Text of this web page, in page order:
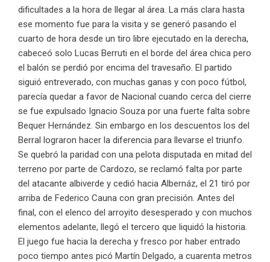
dificultades a la hora de llegar al área. La más clara hasta
ese momento fue para la visita y se generó pasando el
cuarto de hora desde un tiro libre ejecutado en la derecha,
cabeceó solo Lucas Berruti en el borde del área chica pero
el balón se perdió por encima del travesaño. El partido
siguió entreverado, con muchas ganas y con poco fútbol,
parecía quedar a favor de Nacional cuando cerca del cierre
se fue expulsado Ignacio Souza por una fuerte falta sobre
Bequer Hernández. Sin embargo en los descuentos los del
Berral lograron hacer la diferencia para llevarse el triunfo.
Se quebró la paridad con una pelota disputada en mitad del
terreno por parte de Cardozo, se reclamó falta por parte
del atacante albiverde y cedió hacia Albernáz, el 21 tiró por
arriba de Federico Cauna con gran precisión. Antes del
final, con el elenco del arroyito desesperado y con muchos
elementos adelante, llegó el tercero que liquidó la historia.
El juego fue hacia la derecha y fresco por haber entrado
poco tiempo antes picó Martín Delgado, a cuarenta metros